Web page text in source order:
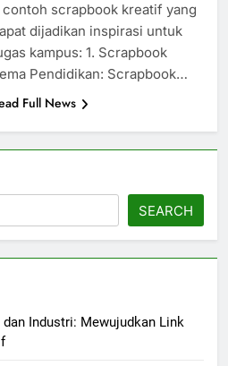
contoh scrapbook kreatif yang
dijadikan inspirasi untuk
kampus: 1. Scrapbook
Pendidikan: Scrapbook…
Full News
SEARCH
Industri: Mewujudkan Link